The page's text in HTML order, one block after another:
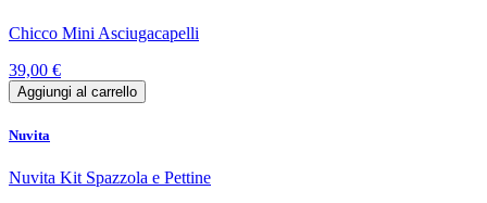
Chicco Mini Asciugacapelli
39,00 €
Aggiungi al carrello
Nuvita
Nuvita Kit Spazzola e Pettine